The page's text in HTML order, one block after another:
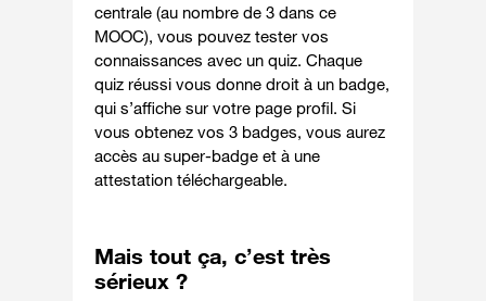
centrale (au nombre de 3 dans ce
MOOC), vous pouvez tester vos
connaissances avec un quiz. Chaque
quiz réussi vous donne droit à un badge,
qui s’affiche sur votre page profil. Si
vous obtenez vos 3 badges, vous aurez
accès au super-badge et à une
attestation téléchargeable.
Mais tout ça, c’est très
sérieux ?